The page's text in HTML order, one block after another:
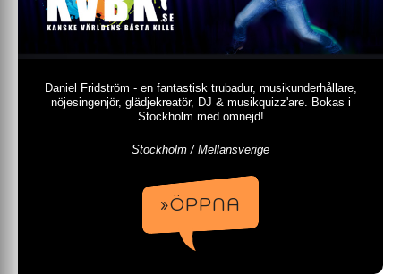
Daniel Fridström - en fantastisk trubadur, musikunderhållare,
nöjesingenjör, glädjekreatör, DJ & musikquizz'are. Bokas i
Stockholm med omnejd!
Stockholm / Mellansverige
»ÖPPNA